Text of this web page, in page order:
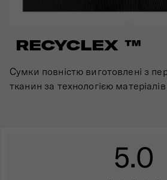
RECYCLEX ™
Сумки повністю виготовлені з
тканин за технологією
5.0